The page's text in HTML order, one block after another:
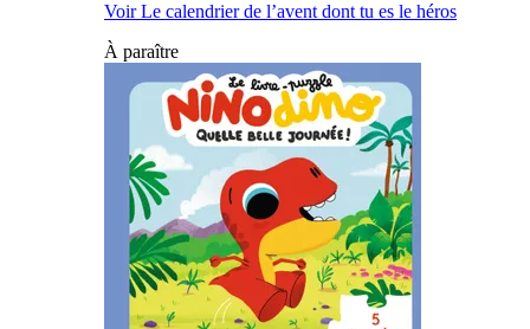
Voir Le calendrier de l’avent dont tu es le héros
À paraître